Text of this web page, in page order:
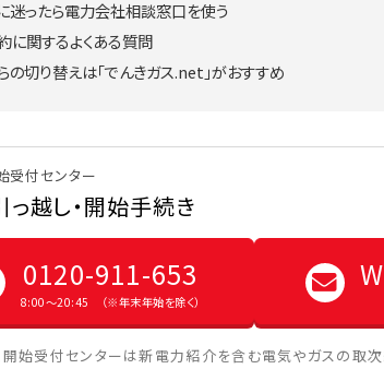
迷ったら電力会社相談窓口を使う
に関するよくある質問
切り替えは「でんきガス.net」がおすすめ
受付センター
越し・開始手続き
0120-911-653
8:00〜20:45 （※年末年始を除く）
始受付センターは新電力紹介を含む電気やガスの取次